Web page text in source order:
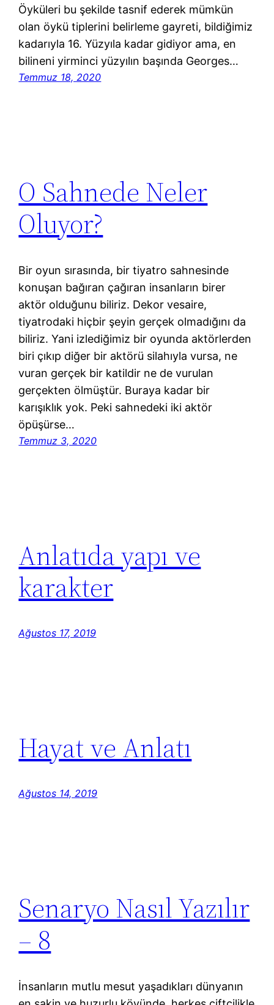
Öyküleri bu şekilde tasnif ederek mümkün
olan öykü tiplerini belirleme gayreti, bildiğimiz
kadarıyla 16. Yüzyıla kadar gidiyor ama, en
bilineni yirminci yüzyılın başında Georges…
Temmuz 18, 2020
O Sahnede Neler
Oluyor?
Bir oyun sırasında, bir tiyatro sahnesinde
konuşan bağıran çağıran insanların birer
aktör olduğunu biliriz. Dekor vesaire,
tiyatrodaki hiçbir şeyin gerçek olmadığını da
biliriz. Yani izlediğimiz bir oyunda aktörlerden
biri çıkıp diğer bir aktörü silahıyla vursa, ne
vuran gerçek bir katildir ne de vurulan
gerçekten ölmüştür. Buraya kadar bir
karışıklık yok. Peki sahnedeki iki aktör
öpüşürse…
Temmuz 3, 2020
Anlatıda yapı ve
karakter
Ağustos 17, 2019
Hayat ve Anlatı
Ağustos 14, 2019
Senaryo Nasıl Yazılır
– 8
İnsanların mutlu mesut yaşadıkları dünyanın